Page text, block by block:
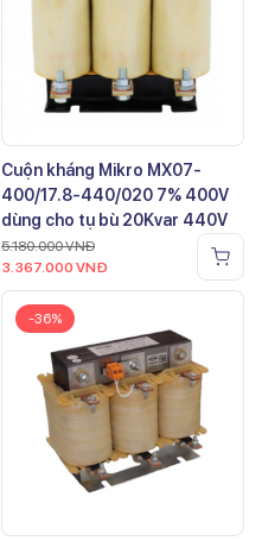
Cuộn kháng Mikro MX07-
400/17.8-440/020 7% 400V
dùng cho tụ bù 20Kvar 440V
5.180.000VNĐ
3.367.000 VNĐ
-36%